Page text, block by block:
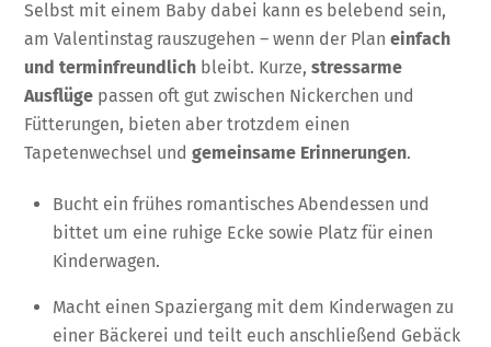
Selbst mit einem Baby dabei kann es belebend sein,
am Valentinstag rauszugehen – wenn der Planeinfach
und terminfreundlich bleibt. Kurze,stressarme
Ausflüge passen oft gut zwischen Nickerchen und
Fütterungen, bieten aber trotzdem einen
Tapetenwechsel undgemeinsame Erinnerungen.
Bucht ein frühes romantisches Abendessen und
bittet um eine ruhige Ecke sowie Platz für einen
Kinderwagen.
Macht einen Spaziergang mit dem Kinderwagen zu
einer Bäckerei und teilt euch anschließend Gebäck